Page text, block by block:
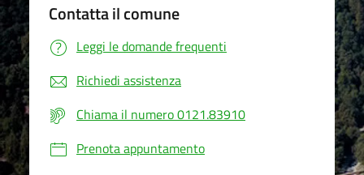
Contatta il comune
Leggi le domande frequenti
Richiedi assistenza
Chiama il numero 0121.83910
Prenota appuntamento